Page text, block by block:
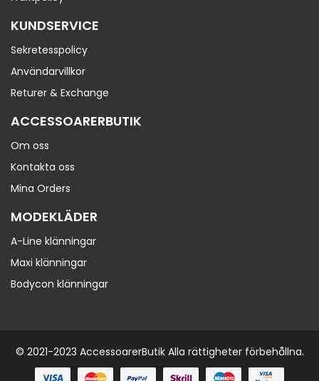
KUNDSERVICE
Sekretesspolicy
Användarvillkor
Returer & Exchange
ACCESSOARERBUTIK
Om oss
Kontakta oss
Mina Orders
MODEKLÄDER
A-Line klänningar
Maxi klänningar
Bodycon klänningar
© 2021-2023 AccessoarerButikAlla rättigheter förbehållna.